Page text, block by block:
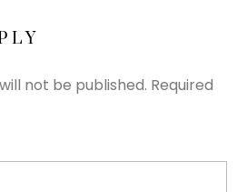
not be published. Required